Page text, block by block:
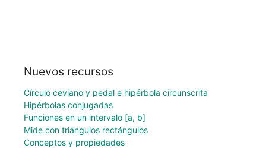
Nuevos recursos
Círculo ceviano y pedal e hipérbola circunscrita
Hipérbolas conjugadas
Funciones en un intervalo [a, b]
Mide con triángulos rectángulos
Conceptos y propiedades